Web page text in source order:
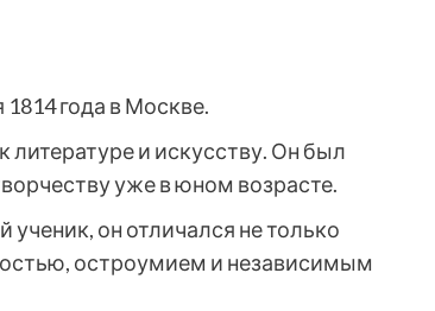
года в Москве.
и искусству. Он был
уже в юном возрасте.
он отличался не только
остроумием и независимым